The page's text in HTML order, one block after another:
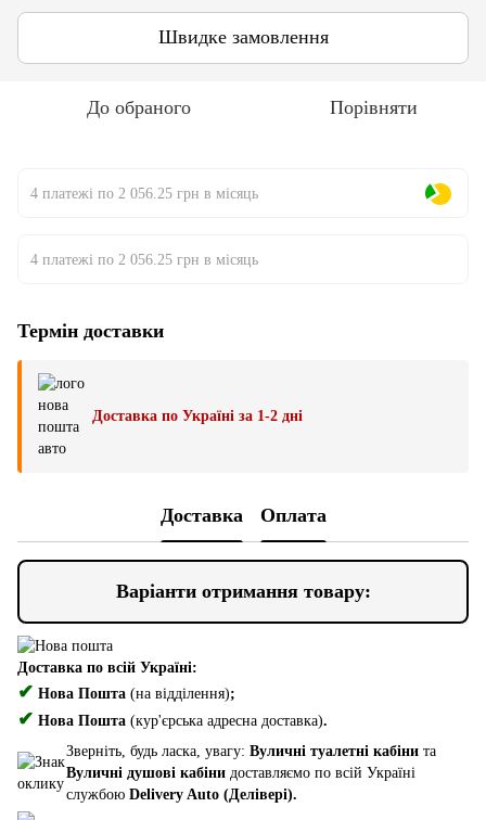
Швидке замовлення
До обраного Порівняти
4 платежі по 2 056.25 грн в місяць
4 платежі по 2 056.25 грн в місяць
Термін доставки
Доставка по Україні за 1-2 дні
Доставка Оплата
Варіанти отримання товару:
Доставка по всій Україні:
✔ Нова Пошта (на відділення);
✔ Нова Пошта (кур'єрська адресна доставка).
Зверніть, будь ласка, увагу: Вуличні туалетні кабіни та
Вуличні душові кабіни доставляємо по всій Україні
службою Delivery Auto (Делівері).